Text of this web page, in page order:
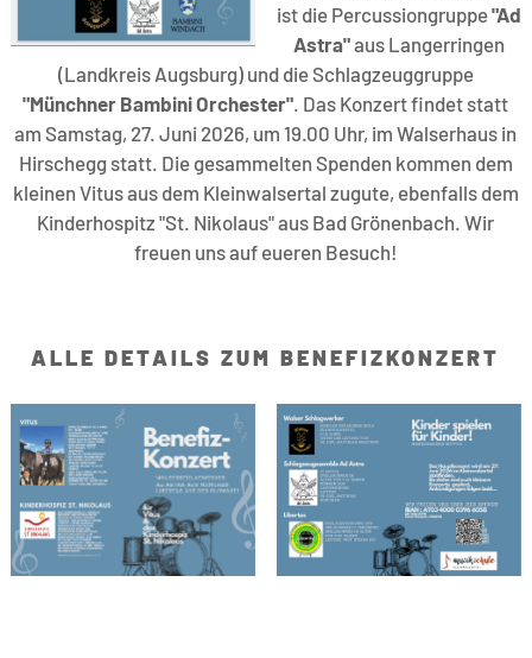
ist die Percussiongruppe"Ad
Astra"aus Langerringen
(Landkreis Augsburg) und die Schlagzeuggruppe
"Münchner Bambini Orchester" . Das Konzert findet statt
am Samstag, 27. Juni 2026, um 19.00 Uhr, im Walserhaus in
Hirschegg statt. Die gesammelten Spenden kommen dem
kleinen Vitus aus dem Kleinwalsertal zugute, ebenfalls dem
Kinderhospitz "St. Nikolaus" aus Bad Grönenbach. Wir
freuen uns auf eueren Besuch!
ALLE DETAILS ZUM BENEFIZKONZERT